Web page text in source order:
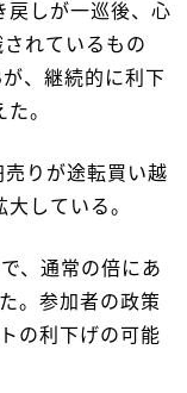
戻しが一巡後、心
れているもの
、継続的に利下
。
りが途転買い越
している。
、通常の倍にあ
。参加者の政策
の利下げの可能